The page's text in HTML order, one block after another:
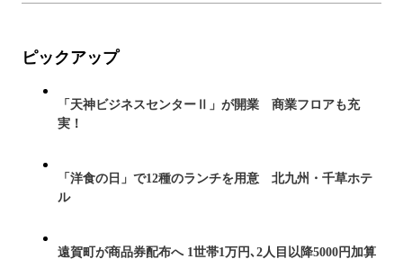
ピックアップ
「天神ビジネスセンターⅡ」が開業 商業フロアも充
実！
「洋食の日」で12種のランチを用意 北九州・千草ホテ
ル
遠賀町が商品券配布へ 1世帯1万円､2人目以降5000円加算